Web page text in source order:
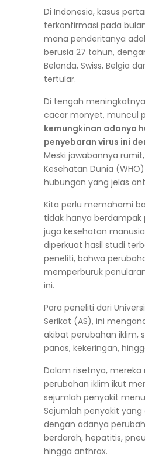
Di Indonesia, kasus
terkonfirmasi pada
mana penderitanya
berusia 27 tahun,
Belanda, Swiss, Belgia
tertular.
Di tengah
cacar monyet, muncul
kemungkinan adanya
penyebaran virus ini
Meski jawabannya
Kesehatan Dunia
hubungan yang jelas
Kita perlu memahami
tidak hanya berdampak
juga kesehatan
diperkuat hasil studi
peneliti, bahwa
memperburuk
ini.
Para peneliti dari
Serikat (AS), ini
akibat perubahan iklim,
panas, kekeringan,
Dalam risetnya,
perubahan iklim ikut
sejumlah penyakit
Sejumlah penyakit yang
dengan adanya
berdarah, hepatitis,
hingga anthrax.